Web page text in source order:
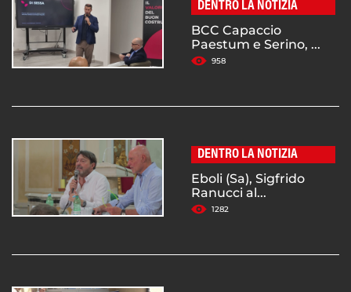
DENTRO LA NOTIZIA
BCC Capaccio
Paestum e Serino, ...
958
DENTRO LA NOTIZIA
Eboli (Sa), Sigfrido
Ranucci al...
1282